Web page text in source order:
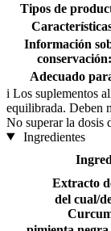
Tipos de
Información
conservación:
Adecuado
i Los suplementos
equilibrada. Deben
No superar la dosis
Ingredientes
Extracto
del cual/